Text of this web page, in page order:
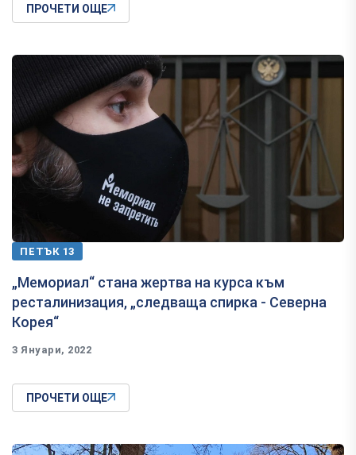
ПРОЧЕТИ ОЩЕ
ПЕТЪК 13
„Мемориал“ стана жертва на курса към
ресталинизация, „следваща спирка - Северна
Корея“
3 Януари, 2022
ПРОЧЕТИ ОЩЕ